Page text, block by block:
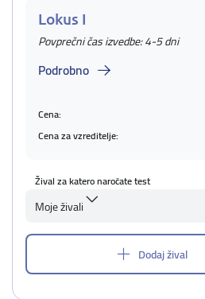
Lokus I
Povprečni čas izvedbe: 4-5 dni
Podrobno
Cena:
Cena za vzreditelje:
Žival za katero naročate test
Moje živali
Dodaj žival